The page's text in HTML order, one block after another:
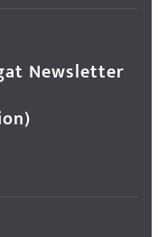
Newsletter